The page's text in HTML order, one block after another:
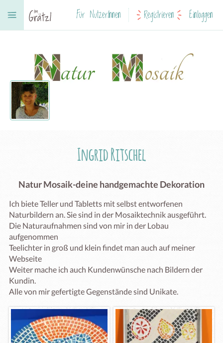
Für NutzerInnen Registrieren Einloggen
Ingrid Ritschel
Natur Mosaik-deine handgemachte Dekoration
Ich biete Teller und Tabletts mit selbst entworfenen
Naturbildern an. Sie sind in der Mosaiktechnik ausgeführt.
Die Naturaufnahmen sind von mir in der Lobau
aufgenommen
Teelichter in groß und klein findet man auch auf meiner
Webseite
Weiter mache ich auch Kundenwünsche nach Bildern der
Kundin.